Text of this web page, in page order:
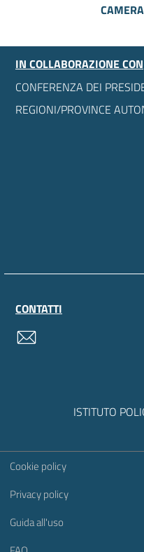
IN COLLABORAZIONE CON
CONFERENZA DEI
REGIONI/PROVINCE
CONTATTI
ISTITUTO
Sezione Link
Cookie policy
Privacy policy
Guida all'uso